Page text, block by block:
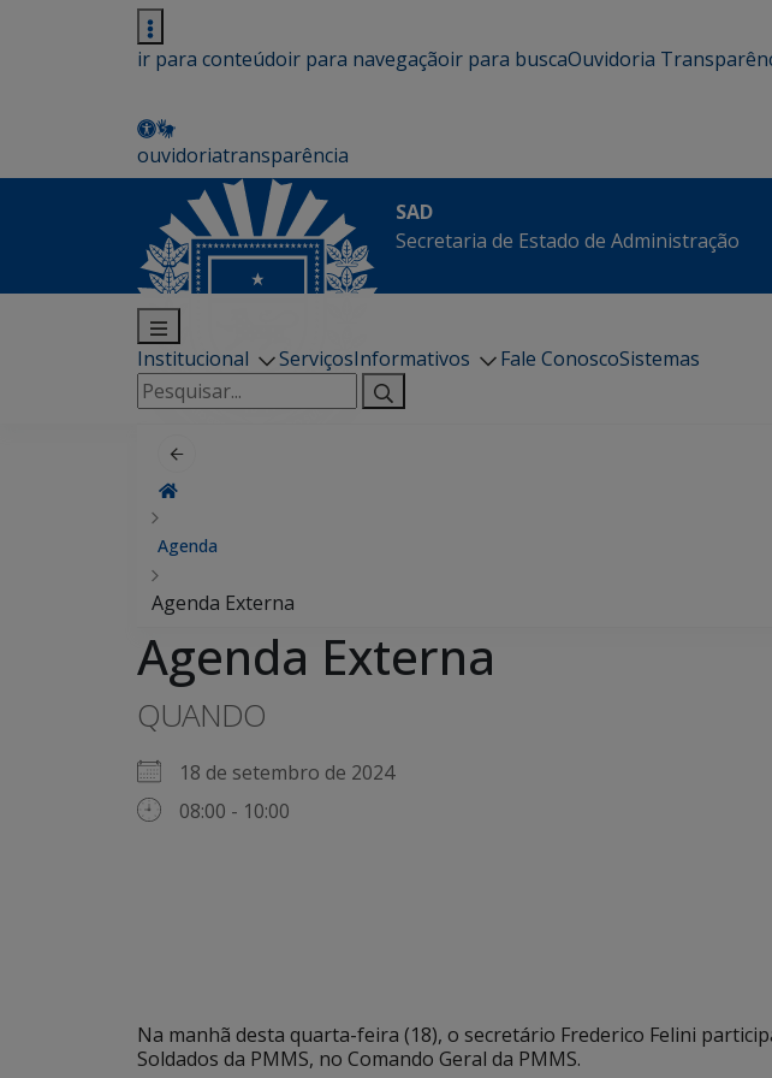
ir para conteúdoir para navegaçãoir para buscaOuvidoria
ouvidoriatransparência
SAD
Secretaria de Estado de Administração
Institucional ServiçosInformativos Fale ConoscoSistemas
Pesquisar
por:
Agenda
Agenda Externa
Agenda Externa
QUANDO
18 de setembro de 2024
08:00 - 10:00
Na manhã desta quarta-feira (18), o secretário Frederico Felini
Soldados da PMMS, no Comando Geral da PMMS.